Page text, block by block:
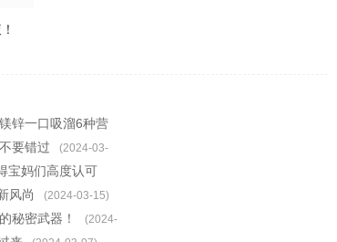
锌一口吸溜6种营
要错过 (2024-03-
宝妈们高度认可
风尚 (2024-03-15)
秘密武器！ (2024-